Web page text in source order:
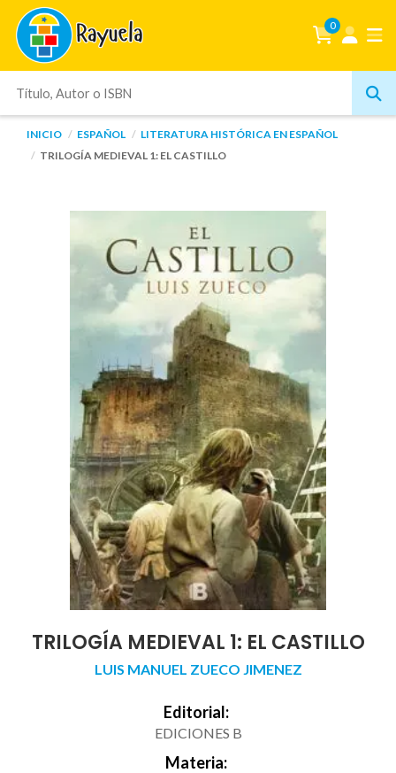
0
INICIO ESPAÑOL
LITERATURA HISTÓRICA EN ESPAÑOL
TRILOGÍA MEDIEVAL 1: EL CASTILLO
TRILOGÍA MEDIEVAL 1: EL CASTILLO
LUIS MANUEL ZUECO JIMENEZ
Editorial:
EDICIONES B
Materia: